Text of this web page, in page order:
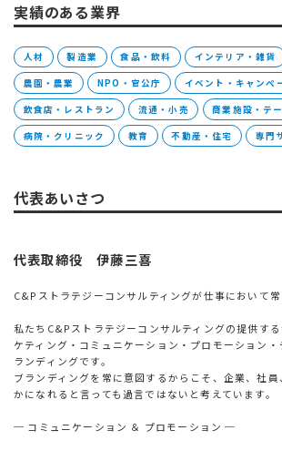
実績のある業界
人材 製造業 食品・飲料 インテリア・雑貨
農園・農業 NPO・官公庁 イベント・キャンペ
飲食店・レストラン 流通・小売 商業施設・テ
病院・クリニック 教育 不動産・住宅 専門
代表あいさつ
代表取締役 伊藤三喜
C&Pストラテジーコンサルティングが仕事において
私たちC&Pストラテジーコンサルティングの提供す
ケティング・コミュニケーション・プロモーション
ランディングです。
ブランディングを常に意図するからこそ、企業、社
かになれると言っても過言ではないと考えています。
─ コミュニケーション ＆ プロモーション ─